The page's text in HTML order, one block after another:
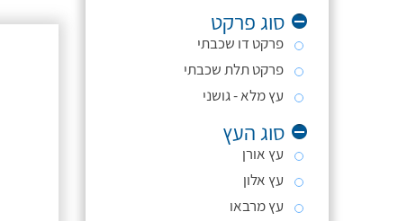
סוג פרקט
פרקט דו שכבתי
פרקט תלת שכבתי
עץ מלא - גושני
סוג העץ
עץ אורן
עץ אלון
עץ מרבאו